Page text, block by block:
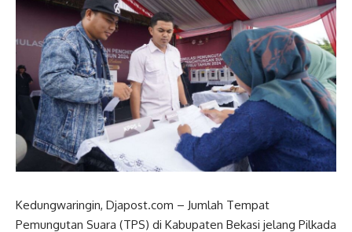
Kedungwaringin, Djapost.com – Jumlah Tempat
Pemungutan Suara (TPS) di Kabupaten Bekasi jelang Pilkada